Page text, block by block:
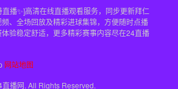
播✨]高清在线直播观看服务，同步更新拜仁
、全场回放及精彩进球集锦，方便随时点播
验稳定舒适，更多精彩赛事内容尽在24直播
网站地图
播网. All Rights Reserved.